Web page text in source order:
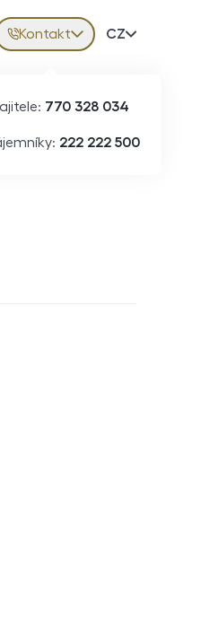
Kontakt
770 328 034
222 222 500
Volba
CZ